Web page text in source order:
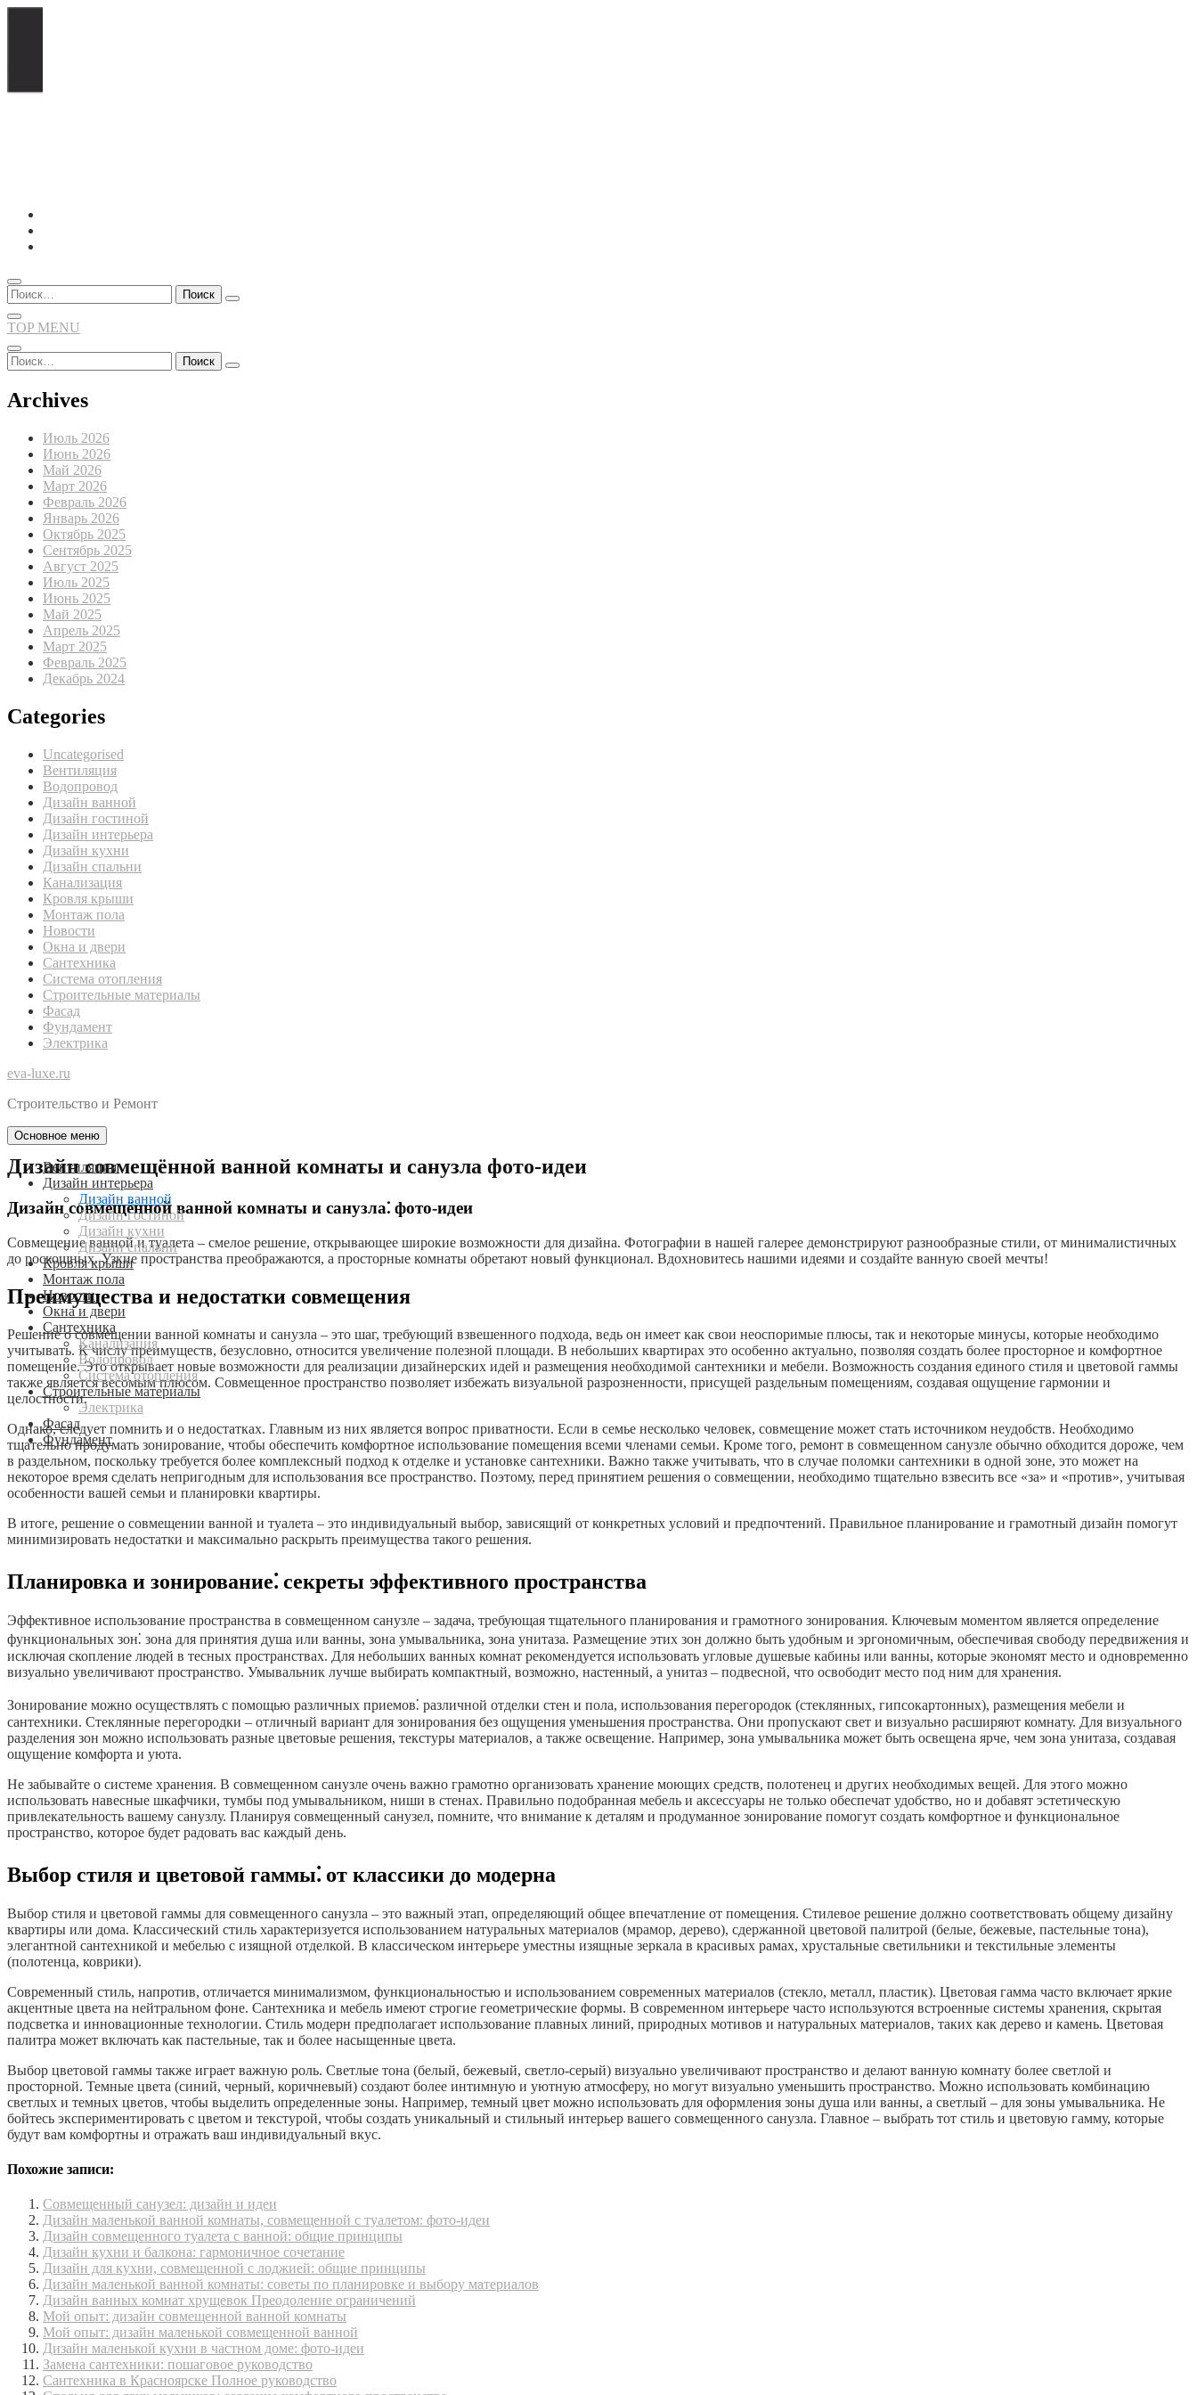
Перейти
содержимому
Найти:
TOP MENU
Найти:
Archives
Июль 2026
Июнь 2026
Май 2026
Март 2026
Февраль 2026
Январь 2026
Октябрь 2025
Сентябрь 2025
Август 2025
Июль 2025
Июнь 2025
Май 2025
Апрель 2025
Март 2025
Февраль 2025
Декабрь 2024
Categories
Uncategorised
Вентиляция
Водопровод
Дизайн ванной
Дизайн гостиной
Дизайн интерьера
Дизайн кухни
Дизайн спальни
Канализация
Кровля крыши
Монтаж пола
Новости
Окна и двери
Сантехника
Система отопления
Строительные материалы
Фасад
Фундамент
Электрика
eva-luxe.ru
Строительство и Ремонт
Основное меню
Вентиляция
Дизайн интерьера
Дизайн ванной
Дизайн гостиной
Дизайн кухни
Дизайн спальни
Кровля крыши
Монтаж пола
Новости
Окна и двери
Сантехника
Канализация
Водопровод
Система отопления
Строительные материалы
Электрика
Фасад
Фундамент
Дизайн совмещённой ванной комнаты и санузла фото-идеи
Дизайн совмещённой ванной комнаты и санузла⁚ фото-идеи
Совмещение ванной и туалета – смелое решение, открывающее широкие возможности для дизайна. Фотографии в нашей галерее демонстрируют разнообразные стили, от минималистичных
до роскошных. Узкие пространства преображаются, а просторные комнаты обретают новый функционал. Вдохновитесь нашими идеями и создайте ванную своей мечты!
Преимущества и недостатки совмещения
Решение о совмещении ванной комнаты и санузла – это шаг, требующий взвешенного подхода, ведь он имеет как свои неоспоримые плюсы, так и некоторые минусы, которые необходимо
учитывать. К числу преимуществ, безусловно, относится увеличение полезной площади. В небольших квартирах это особенно актуально, позволяя создать более просторное и комфортное
помещение. Это открывает новые возможности для реализации дизайнерских идей и размещения необходимой сантехники и мебели. Возможность создания единого стиля и цветовой гаммы
также является весомым плюсом. Совмещенное пространство позволяет избежать визуальной разрозненности, присущей раздельным помещениям, создавая ощущение гармонии и
целостности.
Однако, следует помнить и о недостатках. Главным из них является вопрос приватности. Если в семье несколько человек, совмещение может стать источником неудобств. Необходимо
тщательно продумать зонирование, чтобы обеспечить комфортное использование помещения всеми членами семьи. Кроме того, ремонт в совмещенном санузле обычно обходится дороже, чем
в раздельном, поскольку требуется более комплексный подход к отделке и установке сантехники. Важно также учитывать, что в случае поломки сантехники в одной зоне, это может на
некоторое время сделать непригодным для использования все пространство. Поэтому, перед принятием решения о совмещении, необходимо тщательно взвесить все «за» и «против», учитывая
особенности вашей семьи и планировки квартиры.
В итоге, решение о совмещении ванной и туалета – это индивидуальный выбор, зависящий от конкретных условий и предпочтений. Правильное планирование и грамотный дизайн помогут
минимизировать недостатки и максимально раскрыть преимущества такого решения.
Планировка и зонирование⁚ секреты эффективного пространства
Эффективное использование пространства в совмещенном санузле – задача, требующая тщательного планирования и грамотного зонирования. Ключевым моментом является определение
функциональных зон⁚ зона для принятия душа или ванны, зона умывальника, зона унитаза. Размещение этих зон должно быть удобным и эргономичным, обеспечивая свободу передвижения и
исключая скопление людей в тесных пространствах. Для небольших ванных комнат рекомендуется использовать угловые душевые кабины или ванны, которые экономят место и одновременно
визуально увеличивают пространство. Умывальник лучше выбирать компактный, возможно, настенный, а унитаз – подвесной, что освободит место под ним для хранения.
Зонирование можно осуществлять с помощью различных приемов⁚ различной отделки стен и пола, использования перегородок (стеклянных, гипсокартонных), размещения мебели и
сантехники. Стеклянные перегородки – отличный вариант для зонирования без ощущения уменьшения пространства. Они пропускают свет и визуально расширяют комнату. Для визуального
разделения зон можно использовать разные цветовые решения, текстуры материалов, а также освещение. Например, зона умывальника может быть освещена ярче, чем зона унитаза, создавая
ощущение комфорта и уюта.
Не забывайте о системе хранения. В совмещенном санузле очень важно грамотно организовать хранение моющих средств, полотенец и других необходимых вещей. Для этого можно
использовать навесные шкафчики, тумбы под умывальником, ниши в стенах. Правильно подобранная мебель и аксессуары не только обеспечат удобство, но и добавят эстетическую
привлекательность вашему санузлу. Планируя совмещенный санузел, помните, что внимание к деталям и продуманное зонирование помогут создать комфортное и функциональное
пространство, которое будет радовать вас каждый день.
Выбор стиля и цветовой гаммы⁚ от классики до модерна
Выбор стиля и цветовой гаммы для совмещенного санузла – это важный этап, определяющий общее впечатление от помещения. Стилевое решение должно соответствовать общему дизайну
квартиры или дома. Классический стиль характеризуется использованием натуральных материалов (мрамор, дерево), сдержанной цветовой палитрой (белые, бежевые, пастельные тона),
элегантной сантехникой и мебелью с изящной отделкой. В классическом интерьере уместны изящные зеркала в красивых рамах, хрустальные светильники и текстильные элементы
(полотенца, коврики).
Современный стиль, напротив, отличается минимализмом, функциональностью и использованием современных материалов (стекло, металл, пластик). Цветовая гамма часто включает яркие
акцентные цвета на нейтральном фоне. Сантехника и мебель имеют строгие геометрические формы. В современном интерьере часто используются встроенные системы хранения, скрытая
подсветка и инновационные технологии. Стиль модерн предполагает использование плавных линий, природных мотивов и натуральных материалов, таких как дерево и камень. Цветовая
палитра может включать как пастельные, так и более насыщенные цвета.
Выбор цветовой гаммы также играет важную роль. Светлые тона (белый, бежевый, светло-серый) визуально увеличивают пространство и делают ванную комнату более светлой и
просторной. Темные цвета (синий, черный, коричневый) создают более интимную и уютную атмосферу, но могут визуально уменьшить пространство. Можно использовать комбинацию
светлых и темных цветов, чтобы выделить определенные зоны. Например, темный цвет можно использовать для оформления зоны душа или ванны, а светлый – для зоны умывальника. Не
бойтесь экспериментировать с цветом и текстурой, чтобы создать уникальный и стильный интерьер вашего совмещенного санузла. Главное – выбрать тот стиль и цветовую гамму, которые
будут вам комфортны и отражать ваш индивидуальный вкус.
Похожие записи:
Совмещенный санузел: дизайн и идеи
Дизайн маленькой ванной комнаты, совмещенной с туалетом: фото-идеи
Дизайн совмещенного туалета с ванной: общие принципы
Дизайн кухни и балкона: гармоничное сочетание
Дизайн для кухни, совмещенной с лоджией: общие принципы
Дизайн маленькой ванной комнаты: советы по планировке и выбору материалов
Дизайн ванных комнат хрущевок Преодоление ограничений
Мой опыт: дизайн совмещенной ванной комнаты
Мой опыт: дизайн маленькой совмещенной ванной
Дизайн маленькой кухни в частном доме: фото-идеи
Замена сантехники: пошаговое руководство
Сантехника в Красноярске Полное руководство